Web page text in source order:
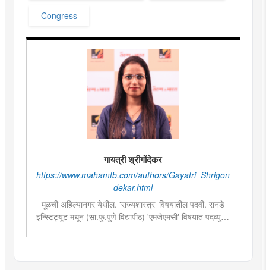
Congress
गायत्री श्रीगोंदेकर
https://www.mahamtb.com/authors/Gayatri_Shrigon
dekar.html
मूळची अहिल्यानगर येथील. 'राज्यशास्त्र' विषयातील पदवी. रानडे
इन्स्टिट्यूट मधून (सा.फु.पुणे विद्यापीठ) 'एमजेएमसी' विषयात पदव्युत्तर
पदावर रुजू. सद्यस्थितीत 'इन्फ्रास्ट्रक्चर आणि डेव्हलपमेंट' विशेष